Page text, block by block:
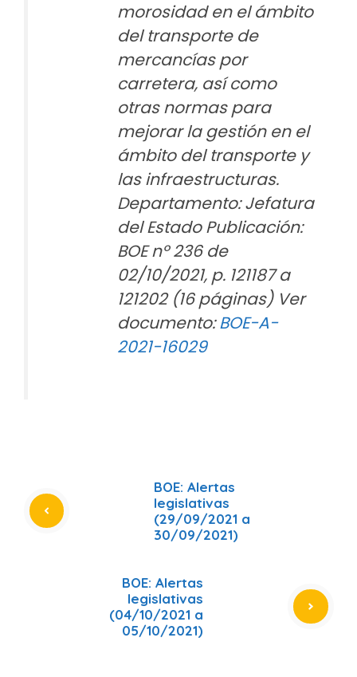
morosidad en el ámbito
del transporte de
mercancías por
carretera, así como
otras normas para
mejorar la gestión en el
ámbito del transporte y
las infraestructuras.
Departamento: Jefatura
del Estado Publicación:
BOE nº 236 de
02/10/2021, p. 121187 a
121202 (16 páginas) Ver
documento:BOE-A-
2021-16029
BOE: Alertas
legislativas
(29/09/2021 a
30/09/2021)
BOE: Alertas
legislativas
(04/10/2021 a
05/10/2021)